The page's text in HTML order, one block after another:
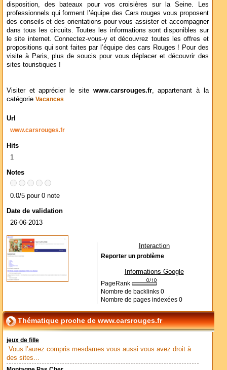
disposition, des bateaux pour vos croisières sur la Seine. Les
professionnels qui forment l’équipe des Cars rouges vous proposent
des conseils et des orientations pour vous assister et accompagner
dans tous les circuits. Toutes les informations sont disponibles sur
le site internet. Connectez-vous-y et découvrez toutes les offres et
propositions qui sont faites par l’équipe des cars Rouges ! Pour des
visite à Paris, plus de soucis pour vous déplacer et découvrir des
sites touristiques !
Visiter et apprécier le site www.carsrouges.fr, appartenant à la
catégorie Vacances
Url
www.carsrouges.fr
Hits
1
Notes
0.0/5 pour 0 note
Date de validation
26-06-2013
Interaction
Reporter un problème
Informations Google
PageRank
Nombre de backlinks 0
Nombre de pages indexées 0
Thématique proche de www.carsrouges.fr
jeux de fille
Vous l’aurez compris mesdames vous aussi vous avez droit à
des sites...